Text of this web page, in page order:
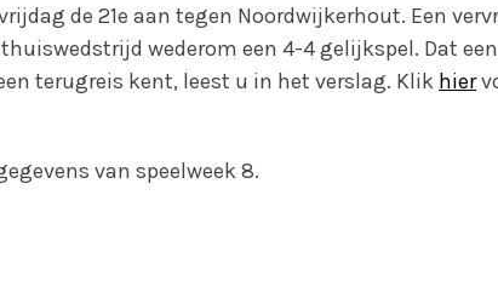
de 21e aan tegen Noordwijkerhout. Een
thuiswedstrijd wederom een 4-4 gelijkspel. Dat
terugreis kent, leest u in het verslag. Klik hier
van speelweek 8.